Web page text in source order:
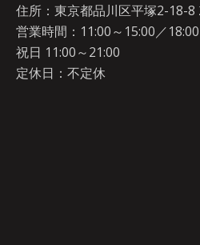
住所：東京都品川区平塚2-18-8
営業時間：11:00～15:00／
祝日 11:00～21:00
定休日：不定休